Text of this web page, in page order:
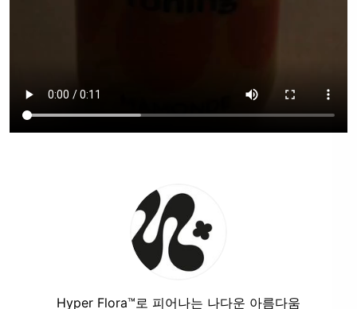
Hyper Flora™로 피어나는 나다운 아름다움